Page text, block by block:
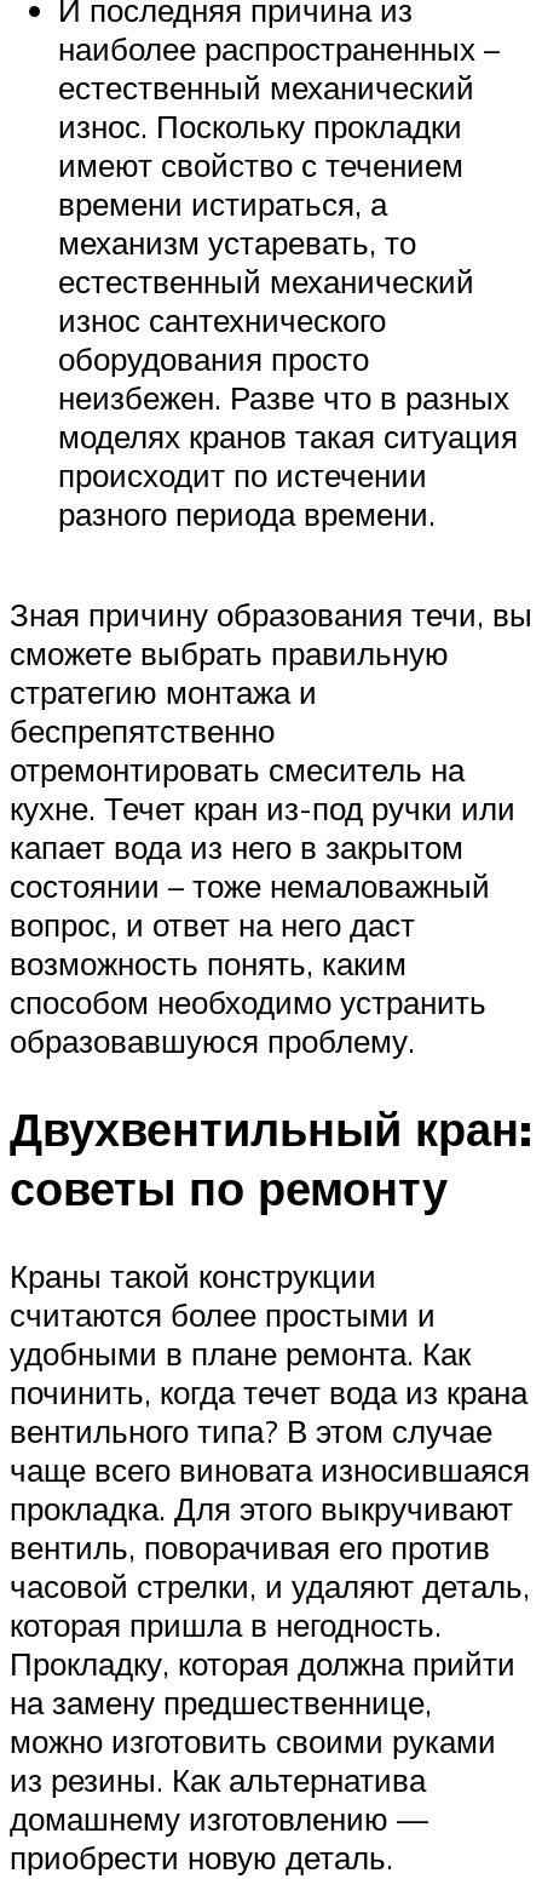
И последняя причина из
наиболее распространенных –
естественный механический
износ. Поскольку прокладки
имеют свойство с течением
времени истираться, а
механизм устаревать, то
естественный механический
износ сантехнического
оборудования просто
неизбежен. Разве что в разных
моделях кранов такая ситуация
происходит по истечении
разного периода времени.
Зная причину образования течи, вы
сможете выбрать правильную
стратегию монтажа и
беспрепятственно
отремонтировать смеситель на
кухне. Течет кран из-под ручки или
капает вода из него в закрытом
состоянии – тоже немаловажный
вопрос, и ответ на него даст
возможность понять, каким
способом необходимо устранить
образовавшуюся проблему.
Двухвентильный кран:
советы по ремонту
Краны такой конструкции
считаются более простыми и
удобными в плане ремонта. Как
починить, когда течет вода из крана
вентильного типа? В этом случае
чаще всего виновата износившаяся
прокладка. Для этого выкручивают
вентиль, поворачивая его против
часовой стрелки, и удаляют деталь,
которая пришла в негодность.
Прокладку, которая должна прийти
на замену предшественнице,
можно изготовить своими руками
из резины. Как альтернатива
домашнему изготовлению —
приобрести новую деталь.